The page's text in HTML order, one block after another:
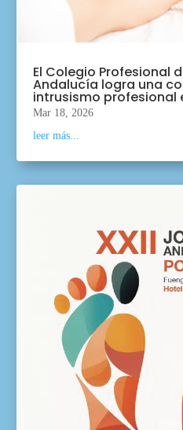
El Colegio Profesional
Andalucía logra una
intrusismo profesional
Mar 18, 2026
leer más...